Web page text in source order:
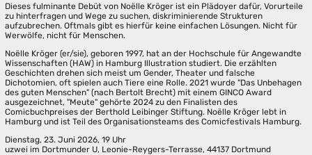
Dieses fulminante Debüt von Noëlle Kröger ist ein Plädoyer dafür, Vorurteile
zu hinterfragen und Wege zu suchen, diskriminierende Strukturen
aufzubrechen. Oftmals gibt es hierfür keine einfachen Lösungen. Nicht für
Werwölfe, nicht für Menschen.
Noëlle Kröger (er/sie), geboren 1997, hat an der Hochschule für Angewandte
Wissenschaften (HAW) in Hamburg Illustration studiert. Die erzählten
Geschichten drehen sich meist um Gender, Theater und falsche
Dichotomien, oft spielen auch Tiere eine Rolle. 2021 wurde "Das Unbehagen
des guten Menschen" (nach Bertolt Brecht) mit einem GINCO Award
ausgezeichnet, "Meute" gehörte 2024 zu den Finalisten des
Comicbuchpreises der Berthold Leibinger Stiftung. Noëlle Kröger lebt in
Hamburg und ist Teil des Organisationsteams des Comicfestivals Hamburg.
Dienstag, 23. Juni 2026, 19 Uhr
uzwei im Dortmunder U, Leonie-Reygers-Terrasse, 44137 Dortmund